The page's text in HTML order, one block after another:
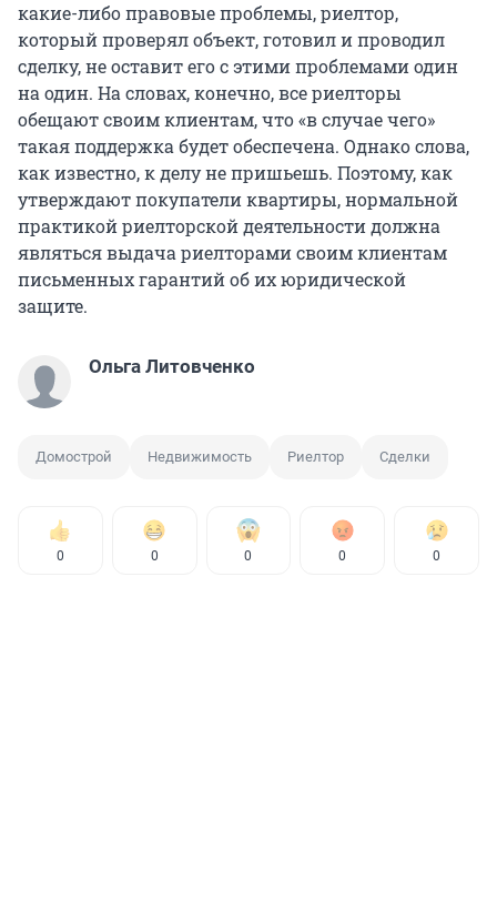
какие-либо правовые проблемы, риелтор,
который проверял объект, готовил и проводил
сделку, не оставит его с этими проблемами один
на один. На словах, конечно, все риелторы
обещают своим клиентам, что «в случае чего»
такая поддержка будет обеспечена. Однако слова,
как известно, к делу не пришьешь. Поэтому, как
утверждают покупатели квартиры, нормальной
практикой риелторской деятельности должна
являться выдача риелторами своим клиентам
письменных гарантий об их юридической
защите.
Ольга Литовченко
Домострой Недвижимость Риелтор Сделки
0 0 0 0 0